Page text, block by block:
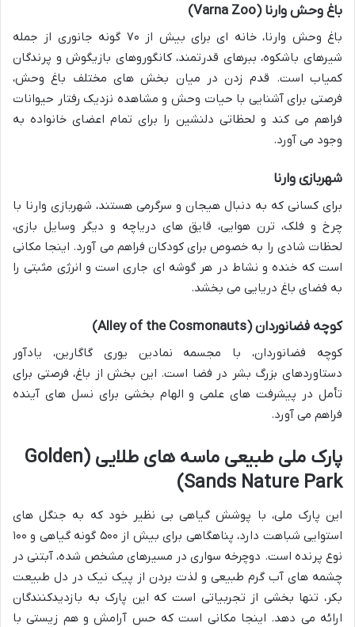
باغ وحش وارنا (Varna Zoo)
باغ وحش وارنا، خانه ای برای بیش از ۷۰ گونه جانوری از جمله
شیرهای باشکوه، ببرهای قدرتمند، کانگوروهای بازیگوش و پرندگان
کمیاب است. قدم زدن در میان بخش های مختلف باغ وحش،
فرصتی برای آشنایی با حیات وحش و مشاهده نزدیک رفتار حیوانات
فراهم می کند و لحظاتی دلنشین را برای تمام اعضای خانواده به
وجود می آورد.
شهربازی وارنا
برای کسانی که به دنبال هیجان و سرگرمی هستند، شهربازی وارنا با
چرخ و فلک، ترن هوایی، قایق های دریاچه و دیگر وسایل بازی،
لحظات شادی را به خصوص برای کودکان فراهم می آورد. اینجا مکانی
است که خنده و نشاط در هر گوشه ای جاری است و انرژی مثبتی را
به فضای باغ دریایی می بخشد.
کوچه فضانوردان (Alley of the Cosmonauts)
کوچه فضانوردان، با مجسمه نمادین یوری گاگارین، یادآور
دستاوردهای بزرگ بشر در فضا است. این بخش از باغ، فرصتی برای
تأمل در پیشرفت های علمی و الهام بخشی برای نسل های آینده
فراهم می آورد.
پارک ملی طبیعی ماسه های طلایی (Golden
Sands Nature Park)
این پارک ملی، با پوشش گیاهی بی نظیر خود که به جنگل های
استوایی شباهت دارد، پناهگاهی برای بیش از ۵۰۰ گونه گیاهی و ۱۰۰
نوع پرنده است. دوچرخه سواری در مسیرهای مشخص شده، آبتنی در
چشمه های آب گرم طبیعی و لذت بردن از پیک نیک در دل طبیعت
بکر، تنها بخشی از تجربیاتی است که این پارک به بازدیدکنندگان
ارائه می دهد. اینجا مکانی است که حس آرامش و هم زیستی با